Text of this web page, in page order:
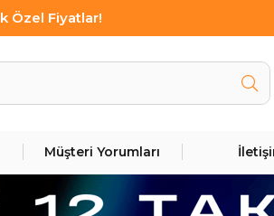
Özel Fiyatlar!
Müşteri Yorumları